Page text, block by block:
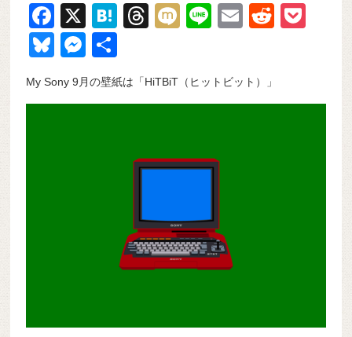
F
a
c
e
X
H
n
T
a
M
Li
E
R
Bl
e
M
e
ss
有
My Sony 9月の壁紙は「HiTBiT（ヒットビット）」